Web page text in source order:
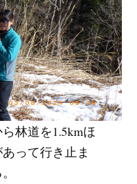
林道を1.5kmほ
って行き止ま